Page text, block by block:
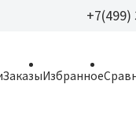
+7(499)
ЗаказыИзбранное